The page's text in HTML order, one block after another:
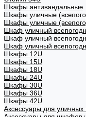
Шкафы антивандальные
Шкафы уличные
Шкафы уличные
Шкаф уличный
Шкаф уличный
Шкаф уличный
Шкафы 12U
Шкафы 15U
Шкафы 18U
Шкафы 24U
Шкафы 30U
Шкафы 36U
Шкафы 42U
Аксессуары для